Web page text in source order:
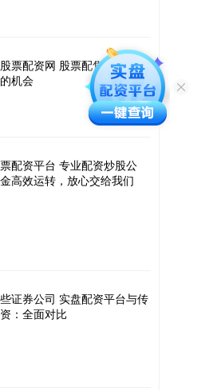
票配资网 股票配售：投资者
机会
配资平台 专业配资炒股公
高效运转，放心交给我们
证券公司 实盘配资平台与传
：全面对比